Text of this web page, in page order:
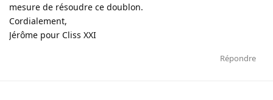
mesure de résoudre ce doublon.
Cordialement,
Jérôme pour Cliss XXI
Répondre